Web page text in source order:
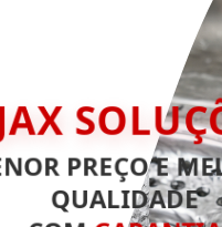
PREÇO E
QUALIDADE